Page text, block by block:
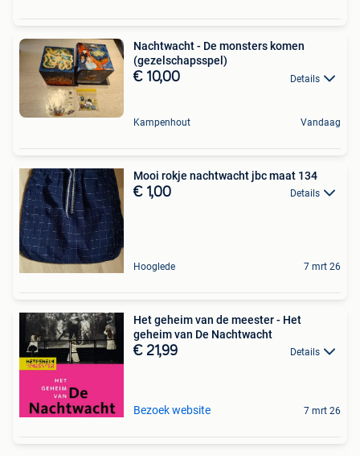
Nachtwacht - De monsters komen
(gezelschapsspel)
€ 10,00 Details
Kampenhout Vandaag
Mooi rokje nachtwacht jbc maat 134
€ 1,00 Details
Hooglede 7 mrt 26
Het geheim van de meester - Het
geheim van De Nachtwacht
€ 21,99 Details
Bezoek website 7 mrt 26